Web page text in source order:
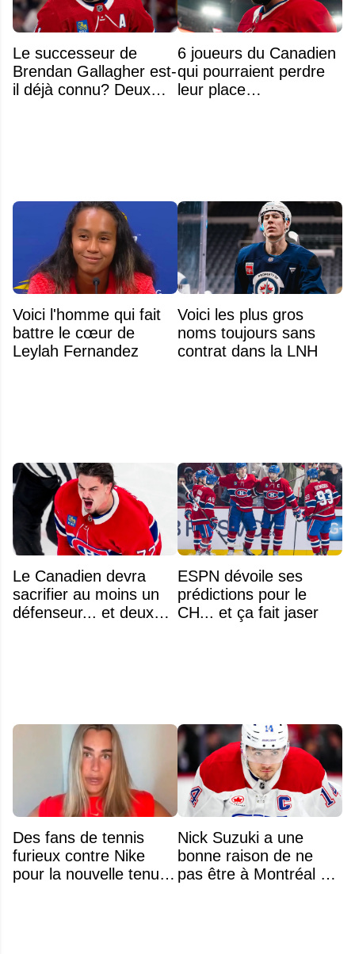
Le successeur de
Brendan Gallagher est-
il déjà connu? Deux
6 joueurs du Canadien
qui pourraient perdre
leur place
Voici l'homme qui fait
battre le cœur de
Leylah Fernandez
Voici les plus gros
noms toujours sans
contrat dans la LNH
Le Canadien devra
sacrifier au moins un
défenseur... et deux
ESPN dévoile ses
prédictions pour le
CH... et ça fait jaser
Des fans de tennis
furieux contre Nike
pour la nouvelle tenue
Nick Suzuki a une
bonne raison de ne
pas être à Montréal cet